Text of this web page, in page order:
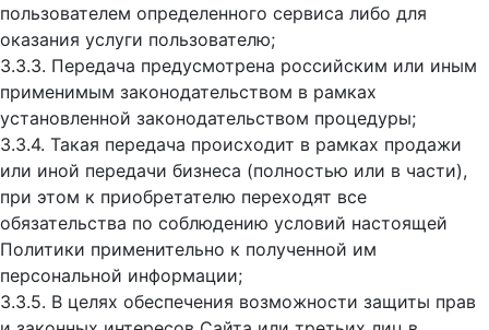
пользователем определенного сервиса либо для
оказания услуги пользователю;
3.3.3. Передача предусмотрена российским или иным
применимым законодательством в рамках
установленной законодательством процедуры;
3.3.4. Такая передача происходит в рамках продажи
или иной передачи бизнеса (полностью или в части),
при этом к приобретателю переходят все
обязательства по соблюдению условий настоящей
Политики применительно к полученной им
персональной информации;
3.3.5. В целях обеспечения возможности защиты прав